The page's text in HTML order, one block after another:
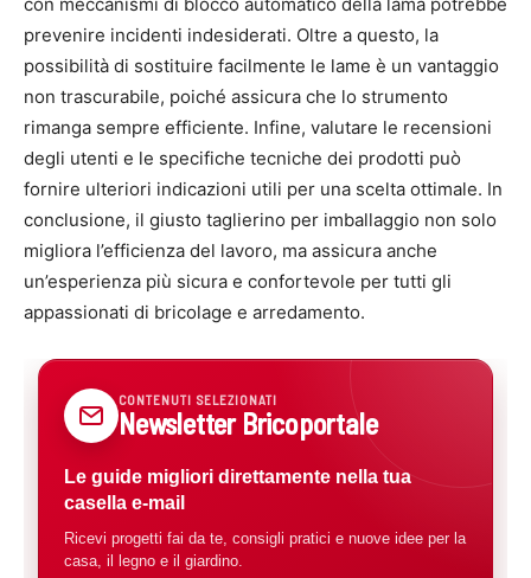
prevenire incidenti indesiderati. Oltre a questo, la
possibilità di sostituire facilmente le lame è un vantaggio
non trascurabile, poiché assicura che lo strumento
rimanga sempre efficiente. Infine, valutare le recensioni
degli utenti e le specifiche tecniche dei prodotti può
fornire ulteriori indicazioni utili per una scelta ottimale. In
conclusione, il giusto taglierino per imballaggio non solo
migliora l’efficienza del lavoro, ma assicura anche
un’esperienza più sicura e confortevole per tutti gli
appassionati di bricolage e arredamento.
CONTENUTI SELEZIONATI
Newsletter Bricoportale
Le guide migliori direttamente nella tua
casella e-mail
Ricevi progetti fai da te, consigli pratici e nuove idee per la
casa, il legno e il giardino.